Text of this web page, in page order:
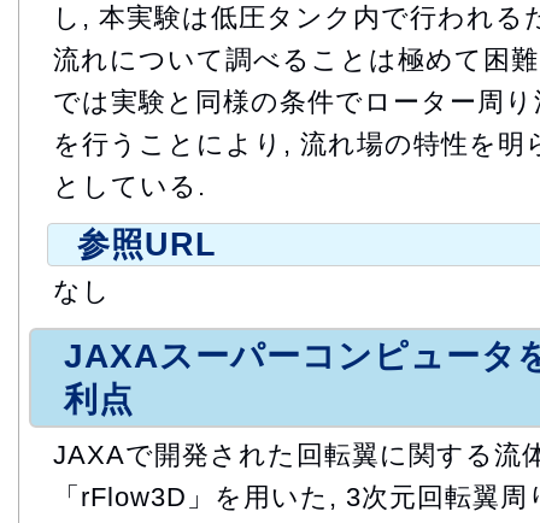
し, 本実験は低圧タンク内で行われる
流れについて調べることは極めて困
では実験と同様の条件でローター周
を行うことにより, 流れ場の特性を明
としている.
参照URL
なし
JAXAスーパーコンピュータ
利点
JAXAで開発された回転翼に関する流
「rFlow3D」を用いた, 3次元回転翼